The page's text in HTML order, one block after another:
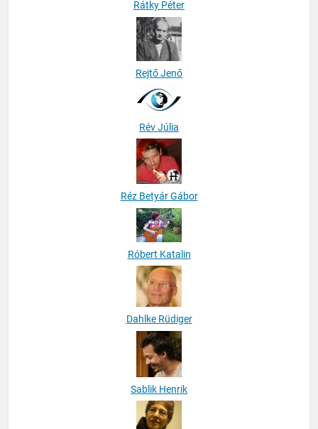
Rátky Péter
Rejtő Jenő
Rév Júlia
Réz Betyár Gábor
Róbert Katalin
Dahlke Rüdiger
Sablik Henrik